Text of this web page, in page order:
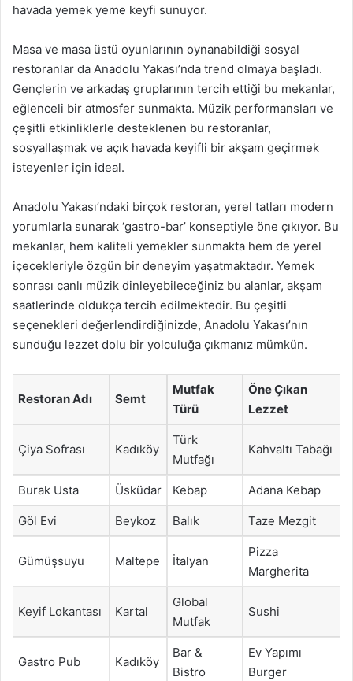
havada yemek yeme keyfi sunuyor.
Masa ve masa üstü oyunlarının oynanabildiği sosyal
restoranlar da Anadolu Yakası’nda trend olmaya başladı.
Gençlerin ve arkadaş gruplarının tercih ettiği bu mekanlar,
eğlenceli bir atmosfer sunmakta. Müzik performansları ve
çeşitli etkinliklerle desteklenen bu restoranlar,
sosyallaşmak ve açık havada keyifli bir akşam geçirmek
isteyenler için ideal.
Anadolu Yakası’ndaki birçok restoran, yerel tatları modern
yorumlarla sunarak ‘gastro-bar’ konseptiyle öne çıkıyor. Bu
mekanlar, hem kaliteli yemekler sunmakta hem de yerel
içecekleriyle özgün bir deneyim yaşatmaktadır. Yemek
sonrası canlı müzik dinleyebileceğiniz bu alanlar, akşam
saatlerinde oldukça tercih edilmektedir. Bu çeşitli
seçenekleri değerlendirdiğinizde, Anadolu Yakası’nın
sunduğu lezzet dolu bir yolculuğa çıkmanız mümkün.
Restoran Adı Semt
Mutfak
Türü
Öne Çıkan
Lezzet
Çiya Sofrası Kadıköy
Türk
Mutfağı
Kahvaltı Tabağı
Burak Usta Üsküdar Kebap Adana Kebap
Göl Evi Beykoz Balık Taze Mezgit
Gümüşsuyu Maltepe İtalyan
Pizza
Margherita
Keyif Lokantası Kartal
Global
Mutfak
Sushi
Gastro Pub Kadıköy
Bar &
Bistro
Ev Yapımı
Burger